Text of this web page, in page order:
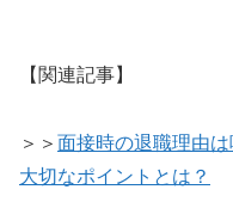
【関連記事】
＞＞ 面接時の退職理由
大切なポイントとは？